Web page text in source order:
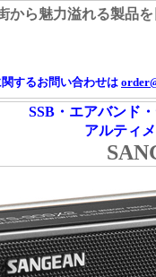
から魅力溢れる製品
するお問い合わせは
SSB・エアバンド
アルティ